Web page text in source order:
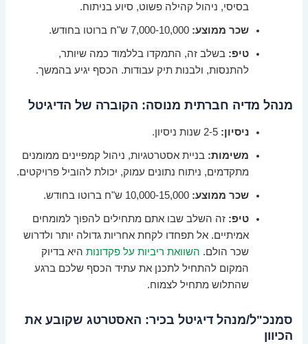
בסיסי, ניהול קהילה פשוט, סיוע בניתוח.
שכר ממוצע: 7,000-10,000 ש"ח ברוטו בחודש.
טיפ: בשלב זה, התמקדו בללמוד כמה שיותר,
להתנסות, ולבנות תיק עבודות. הכסף יגיע בהמשך.
מנהל מדיה חברתית מנוסה: הקוברה של הדיגיטל
ניסיון: 2-5 שנות ניסיון.
משימות: בניית אסטרטגיות, ניהול קמפיינים ממומנים
מתקדמים, ניתוח נתונים עמוק, יכולת להוביל פרויקטים.
שכר ממוצע: 10,000-15,000 ש"ח ברוטו בחודש.
טיפ: זה השלב שבו אתם מתחילים להפוך למומחים
אמיתיים. אל תפחדו לקחת אחריות גדולה יותר ולדרוש
שכר הולם. השוואת ריביות על פקדונות היא בדיוק
המקום להתחיל לתכנן את עתיד הכסף שלכם ברגע
שהתלוש מתחיל לצמוח.
סמנכ"ל/מנהל דיגיטל בכיר: האסטרטג שקובע את
הכיוון